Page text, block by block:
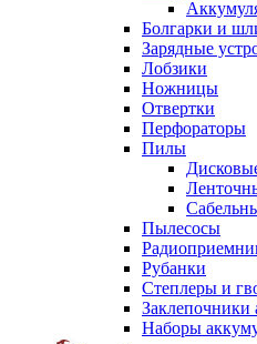
Болгарки и
Зарядные
Лобзики
Ножницы
Отвертки
Перфораторы
Пилы
Пылесосы
Рубанки
Степлеры и
Заклепочники
Наборы